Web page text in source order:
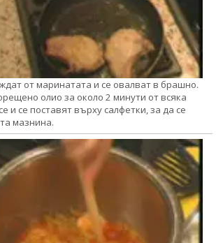
от маринатата и се овалват в брашно.
олио за около 2 минути от всяка
и се поставят върху салфетки, за да се
мазнина.